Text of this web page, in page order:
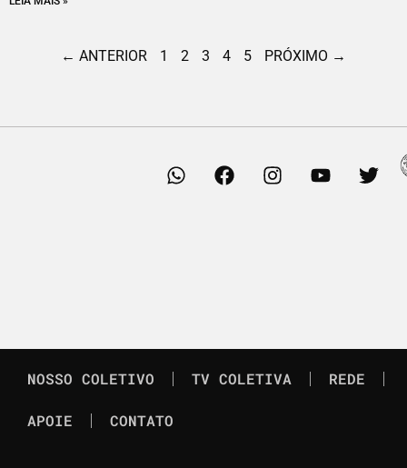
← ANTERIOR 1 2 3 4 5 PRÓXIMO →
NOSSO COLETIVO TV COLETIVA REDE
APOIE CONTATO